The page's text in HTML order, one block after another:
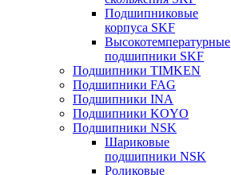
Подшипниковые
корпуса SKF
Высокотемпературные
подшипники SKF
Подшипники TIMKEN
Подшипники FAG
Подшипники INA
Подшипники KOYO
Подшипники NSK
Шариковые
подшипники NSK
Роликовые